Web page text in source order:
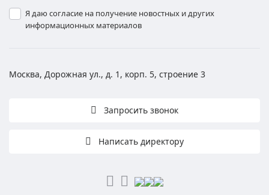
Я даю согласие на получение новостных и других
информационных материалов
Москва, Дорожная ул., д. 1, корп. 5, строение 3
Запросить звонок
Написать директору